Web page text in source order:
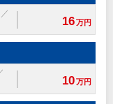
16万円
10万円